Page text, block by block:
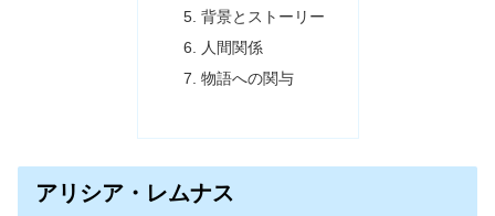
背景とストーリー
人間関係
物語への関与
アリシア・レムナス